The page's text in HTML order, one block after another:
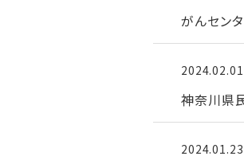
がんセン
2024.02.01
神奈川県
2024.01.23